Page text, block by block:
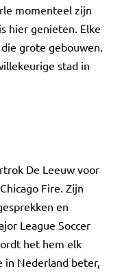
momenteel zijn
hier genieten. Elke
grote gebouwen.
stad in
De Leeuw voor
Fire. Zijn
en
League Soccer
het hem elk
in Nederland beter,